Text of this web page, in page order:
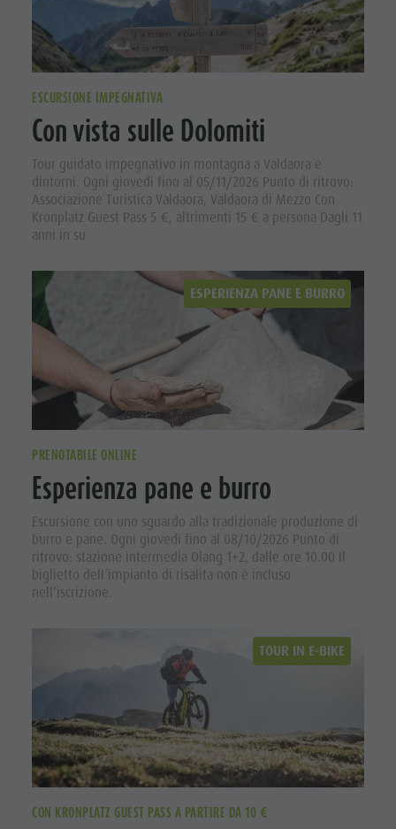
ESCURSIONE IMPEGNATIVA
Con vista sulle Dolomiti
Tour guidato impegnativo in montagna a Valdaora e
dintorni. Ogni giovedì fino al 05/11/2026 Punto di ritrovo:
Associazione Turistica Valdaora, Valdaora di Mezzo Con
Kronplatz Guest Pass 5 €, altrimenti 15 € a persona Dagli 11
anni in su
ESPERIENZA PANE E BURRO
PRENOTABILE ONLINE
Esperienza pane e burro
Escursione con uno sguardo alla tradizionale produzione di
burro e pane. Ogni giovedì fino al 08/10/2026 Punto di
ritrovo: stazione intermedia Olang 1+2, dalle ore 10.00 Il
biglietto dell’impianto di risalita non è incluso
nell’iscrizione.
TOUR IN E-BIKE
CON KRONPLATZ GUEST PASS A PARTIRE DA 10 €